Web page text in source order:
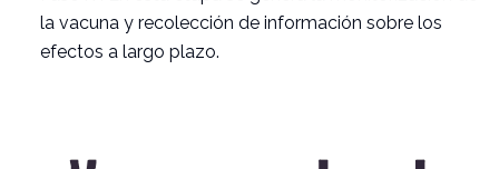
la vacuna y recolección de información sobre los
efectos a largo plazo.